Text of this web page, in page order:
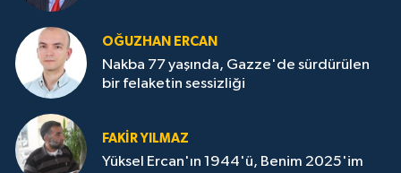
OĞUZHAN ERCAN
Nakba 77 yaşında, Gazze'de sürdürülen
bir felaketin sessizliği
FAKİR YILMAZ
Yüksel Ercan'ın 1944'ü, Benim 2025'im